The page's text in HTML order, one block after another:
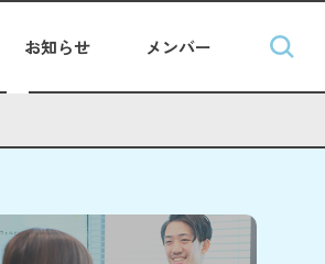
お知らせ メンバー